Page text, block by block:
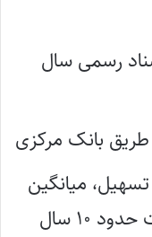
رسمی سال
بانک مرکزی
میانگین
سنی قبول‌شدگان آزمون وکالت حدود ۱۰ سال